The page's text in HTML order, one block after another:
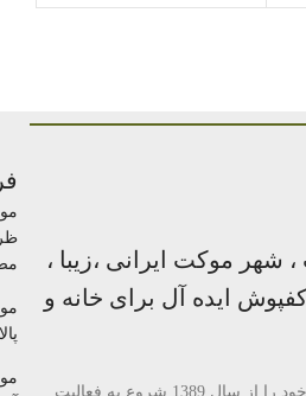
شهر موکت ایرانی ،زیبا ،
ایده آل برای خانه و
شهر موکت ایرانی فعالیت خود را از سال 1389 شروع به فعالیت